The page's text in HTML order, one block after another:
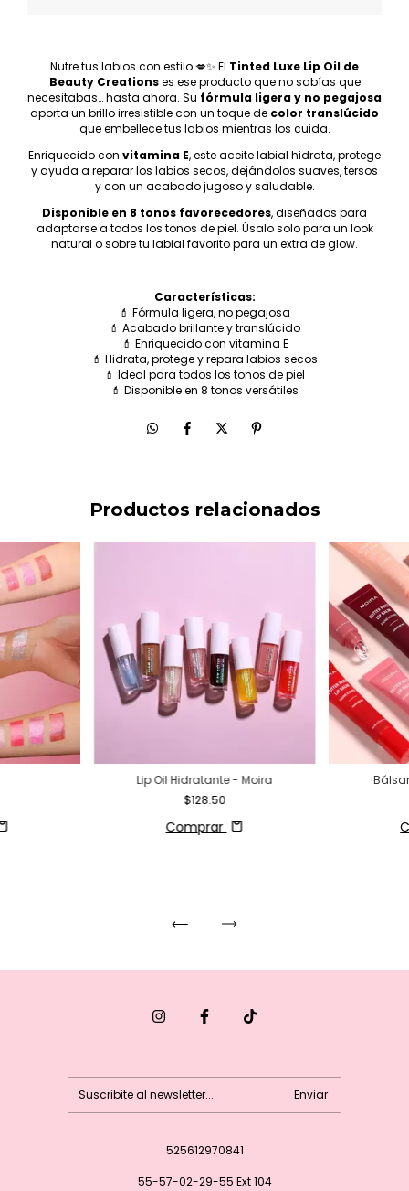
Nutre tus labios con estilo 💋✨ El Tinted Luxe Lip Oil de
Beauty Creationses ese producto que no sabías que
necesitabas… hasta ahora. Su fórmula ligera y no pegajosa
aporta un brillo irresistible con un toque de color translúcido
que embellece tus labios mientras los cuida.
Enriquecido con vitamina E, este aceite labial hidrata, protege
y ayuda a reparar los labios secos, dejándolos suaves, tersos
y con un acabado jugoso y saludable.
Disponible en 8 tonos favorecedores, diseñados para
adaptarse a todos los tonos de piel. Úsalo solo para un look
natural o sobre tu labial favorito para un extra de glow.
Características:
💄 Fórmula ligera, no pegajosa
💄 Acabado brillante y translúcido
💄 Enriquecido con vitamina E
💄 Hidrata, protege y repara labios secos
💄 Ideal para todos los tonos de piel
💄 Disponible en 8 tonos versátiles
Productos relacionados
Lip Oil Hidratante - Moira
$128.50
Comprar
525612970841
55-57-02-29-55 Ext 104